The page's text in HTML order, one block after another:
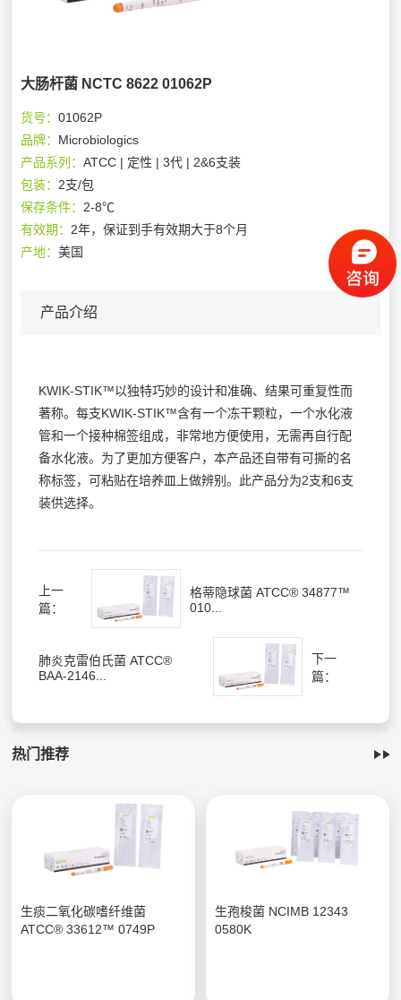
大肠杆菌 NCTC 8622 01062P
货号：01062P
品牌： Microbiologics
产品系列：ATCC | 定性 | 3代 | 2&6支装
包装： 2支/包
保存条件： 2-8℃
有效期： 2年，保证到手有效期大于8个月
产地：美国
产品介绍
KWIK-STIK™以独特巧妙的设计和准确、结果可重复性而
著称。每支KWIK-STIK™含有一个冻干颗粒，一个水化液
管和一个接种棉签组成，非常地方便使用，无需再自行配
备水化液。为了更加方便客户，本产品还自带有可撕的名
称标签，可粘贴在培养皿上做辨别。此产品分为2支和6支
装供选择。
上一
篇：
格蒂隐球菌 ATCC® 34877™
010...
肺炎克雷伯氏菌 ATCC®
BAA-2146...
下一
篇：
热门推荐
生痰二氧化碳嗜纤维菌
ATCC® 33612™ 0749P
生孢梭菌 NCIMB 12343
0580K